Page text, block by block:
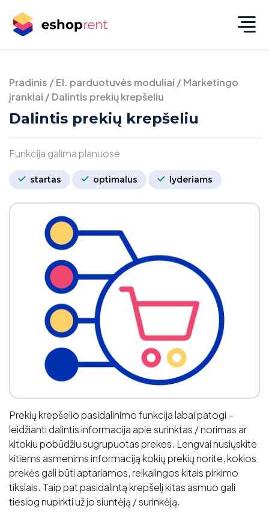
Pradinis /El. parduotuvės moduliai /Marketingo
įrankiai /Dalintis prekių krepšeliu
Dalintis prekių krepšeliu
Funkcija galima planuose
startas optimalus lyderiams
Prekių krepšelio pasidalinimo funkcija labai patogi –
leidžianti dalintis informacija apie surinktas / norimas ar
kitokiu pobūdžiu sugrupuotas prekes. Lengvai nusiųskite
kitiems asmenims informaciją kokių prekių norite, kokios
prekės gali būti aptariamos, reikalingos kitais pirkimo
tikslais. Taip pat pasidalintą krepšelį kitas asmuo gali
tiesiog nupirkti už jo siuntėją / surinkėją.